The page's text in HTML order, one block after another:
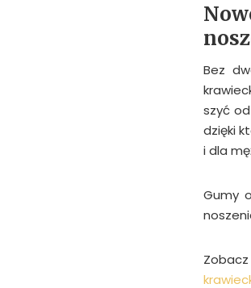
Bez
szyć
dzięki
i dla
Gumy